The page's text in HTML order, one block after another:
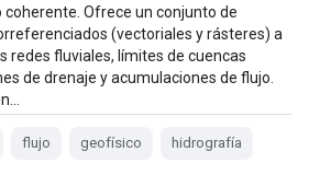
Ofrece un conjunto de
(vectoriales y rásteres) a
redes fluviales, límites de cuencas
de drenaje y acumulaciones de flujo.
flujo geofísico hidrografía